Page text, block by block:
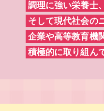
調理に強い栄養士
そして現代社会の
企業や高等教育機
積極的に取り組ん